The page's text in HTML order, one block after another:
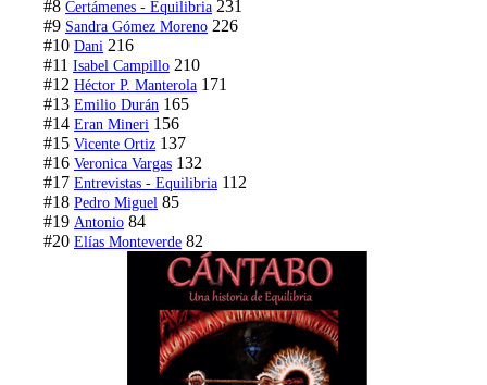
#8 Certámenes - Equilibria 231
#9 Sandra Gómez Moreno 226
#10 Dani 216
#11 Isabel Campillo 210
#12 Héctor P. Manterola 171
#13 Emilio Durán 165
#14 Eran Mineri 156
#15 Vicente Ortiz 137
#16 Veronica Vargas 132
#17 Entrevistas - Equilibria 112
#18 Pedro Miguel 85
#19 Antonio 84
#20 Elías Monteverde 82